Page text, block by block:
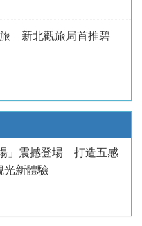
新北觀旅局首推碧
」震撼登場 打造五感
新體驗